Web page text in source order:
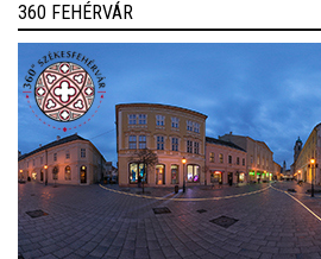
360 FEHÉRVÁR